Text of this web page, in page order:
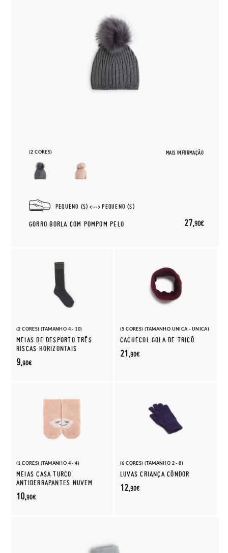
(2 CORES) MAIS INFORMAÇÃO
PEQUENO (S) PEQUENO (S)
GORRO BORLA COM POMPOM PELO 27,90€
(2 CORES) (TAMANHO 4 - 10)
MEIAS DE DESPORTO TRÊS
RISCAS HORIZONTAIS
9,90€
(5 CORES) (TAMANHO UNICA - UNICA)
CACHECOL GOLA DE TRICÔ
21,90€
(1 CORES) (TAMANHO 4 - 4)
MEIAS CASA TURCO
ANTIDERRAPANTES NUVEM
10,90€
(6 CORES) (TAMANHO 2 - 8)
LUVAS CRIANÇA CÓNDOR
12,90€